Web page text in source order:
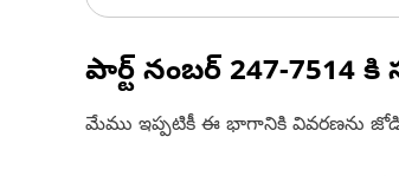
పార్ట్ నంబర్ 247-7514 కి
మేము ఇప్పటికీ ఈ భాగానికి వివరణను